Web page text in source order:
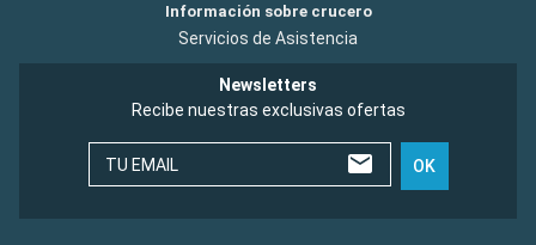
Información sobre crucero
Servicios de Asistencia
Newsletters
Recibe nuestras exclusivas ofertas
TU EMAIL OK